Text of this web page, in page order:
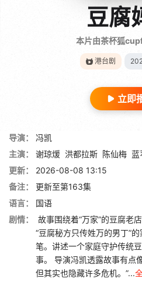
豆腐
本片由茶杯狐
港台剧
立即
导演：
冯凯
主演：
谢琼煖 洪都拉斯 陈仙梅 蓝
更新：
2026-08-08 13:15
备注：
更新至第163集
语言：
国语
剧情：
故事围绕着“万家”的豆腐老
“豆腐秘方只传姓万的男丁”
笔。讲述一个家庭守护传统
事。 导演冯凯透露故事有点
但其实也隐藏许多危机。”...